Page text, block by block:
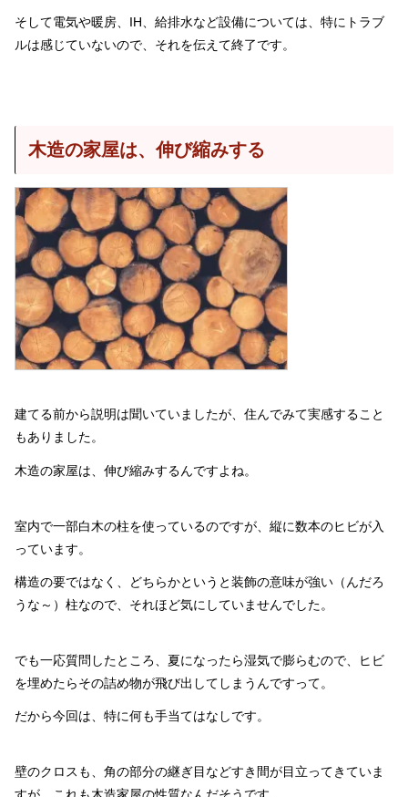
そして電気や暖房、IH、給排水など設備については、特にトラブ
ルは感じていないので、それを伝えて終了です。
木造の家屋は、伸び縮みする
建てる前から説明は聞いていましたが、住んでみて実感すること
もありました。
木造の家屋は、伸び縮みするんですよね。
室内で一部白木の柱を使っているのですが、縦に数本のヒビが入
っています。
構造の要ではなく、どちらかというと装飾の意味が強い（んだろ
うな～）柱なので、それほど気にしていませんでした。
でも一応質問したところ、夏になったら湿気で膨らむので、ヒビ
を埋めたらその詰め物が飛び出してしまうんですって。
だから今回は、特に何も手当てはなしです。
壁のクロスも、角の部分の継ぎ目などすき間が目立ってきていま